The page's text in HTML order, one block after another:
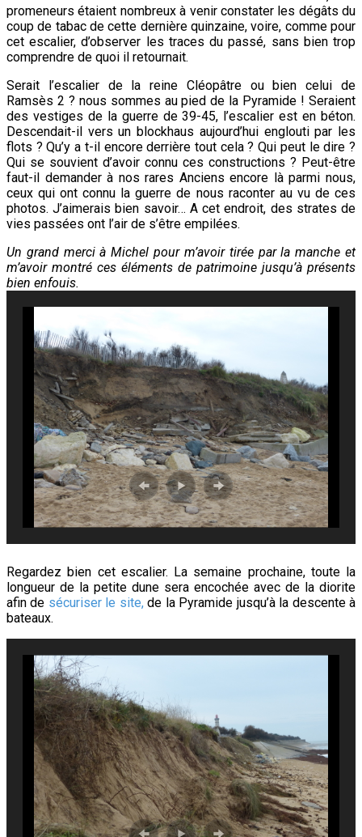
promeneurs étaient nombreux à venir constater les dégâts du
coup de tabac de cette dernière quinzaine, voire, comme pour
cet escalier, d’observer les traces du passé, sans bien trop
comprendre de quoi il retournait.
Serait l’escalier de la reine Cléopâtre ou bien celui de
Ramsès 2 ? nous sommes au pied de la Pyramide ! Seraient
des vestiges de la guerre de 39-45, l’escalier est en béton.
Descendait-il vers un blockhaus aujourd’hui englouti par les
flots ? Qu’y a t-il encore derrière tout cela ? Qui peut le dire ?
Qui se souvient d’avoir connu ces constructions ? Peut-être
faut-il demander à nos rares Anciens encore là parmi nous,
ceux qui ont connu la guerre de nous raconter au vu de ces
photos. J’aimerais bien savoir… A cet endroit, des strates de
vies passées ont l’air de s’être empilées.
Un grand merci à Michel pour m’avoir tirée par la manche et
m’avoir montré ces éléments de patrimoine jusqu’à présents
bien enfouis.
Regardez bien cet escalier. La semaine prochaine, toute la
longueur de la petite dune sera encochée avec de la diorite
afin de sécuriser le site,de la Pyramide jusqu’à la descente à
bateaux.